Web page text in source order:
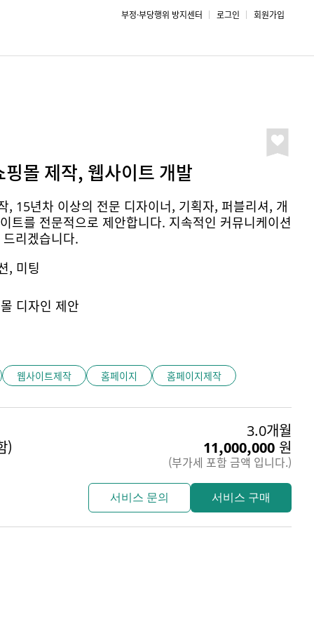
부정·부당행위 방지센터 로그인 회원가입
몰 제작, 웹사이트 개발
, 15년차 이상의 전문 디자이너, 기획자, 퍼블리셔, 개
트를 전문적으로 제안합니다. 지속적인 커뮤니케이션
리겠습니다.
, 미팅
디자인 제안
웹사이트제작 홈페이지 홈페이지제작
3.0개월
)
11,000,000 원
(부가세 포함 금액 입니다.)
서비스 문의 서비스 구매